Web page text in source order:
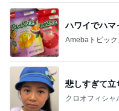
ハワイでハマ
Amebaトピック
悲しすぎて立
クロオフィシ